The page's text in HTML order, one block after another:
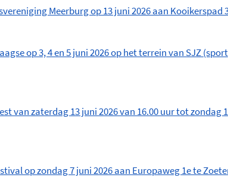
Meerburg op 13 juni 2026 aan Kooikerspad
op 3, 4 en 5 juni 2026 op het terrein van SJZ
van zaterdag 13 juni 2026 van 16.00 uur tot zondag
op zondag 7 juni 2026 aan Europaweg 1e te